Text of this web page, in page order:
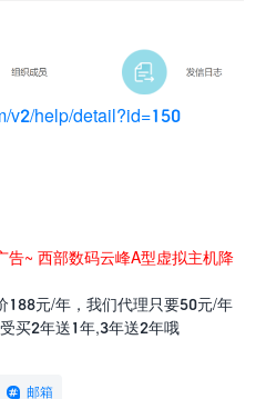
v2/help/detail?id=150
告~ 西部数码云峰A型虚拟主机降
188元/年，我们代理只要50元/年
买2年送1年,3年送2年哦
邮箱